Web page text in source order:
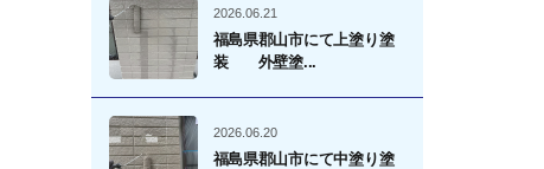
2026.06.21
福島県郡山市にて上塗り塗
装 外壁塗...
2026.06.20
福島県郡山市にて中塗り塗